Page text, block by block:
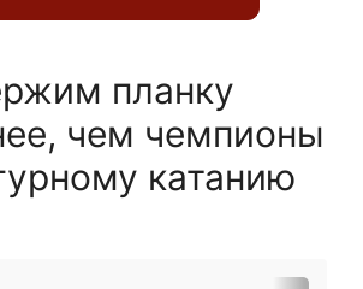
планку
чем чемпионы
катанию